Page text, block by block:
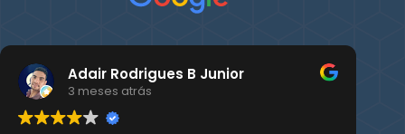
Adair Rodrigues B Junior
3 meses atrás